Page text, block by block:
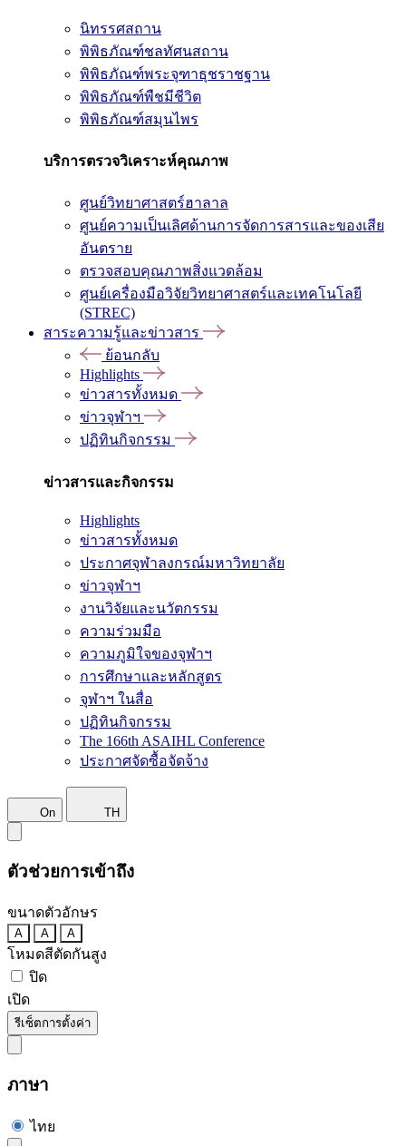
นิทรรศสถาน
พิพิธภัณฑ์ชลทัศนสถาน
พิพิธภัณฑ์พระจุฑาธุชราชฐาน
พิพิธภัณฑ์พืชมีชีวิต
พิพิธภัณฑ์สมุนไพร
บริการตรวจวิเคราะห์คุณภาพ
ศูนย์วิทยาศาสตร์ฮาลาล
ศูนย์ความเป็นเลิศด้านการจัดการสารและของเสีย
อันตราย
ตรวจสอบคุณภาพสิ่งแวดล้อม
ศูนย์เครื่องมือวิจัยวิทยาศาสตร์และเทคโนโลยี
(STREC)
สาระความรู้และข่าวสาร
ย้อนกลับ
Highlights
ข่าวสารทั้งหมด
ข่าวจุฬาฯ
ปฏิทินกิจกรรม
ข่าวสารและกิจกรรม
Highlights
ข่าวสารทั้งหมด
ประกาศจุฬาลงกรณ์มหาวิทยาลัย
ข่าวจุฬาฯ
งานวิจัยและนวัตกรรม
ความร่วมมือ
ความภูมิใจของจุฬาฯ
การศึกษาและหลักสูตร
จุฬาฯ ในสื่อ
ปฏิทินกิจกรรม
The 166th ASAIHL Conference
ประกาศจัดซื้อจัดจ้าง
On TH
ตัวช่วยการเข้าถึง
ขนาดตัวอักษร
A A A
โหมดสีตัดกันสูง
ปิด
เปิด
รีเซ็ตการตั้งค่า
ภาษา
ไทย